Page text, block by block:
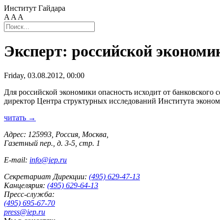
Институт Гайдара
A A A
Эксперт: российской
Friday, 03.08.2012, 00:00
Для российской экономики опасность исходит от
директор Центра структурных исследований Института
читать →
Адрес: 125993, Россия, Москва,
Газетный пер., д. 3-5, стр. 1
E-mail: info@iep.ru
Секретариат Дирекции: (495) 629-47-13
Канцелярия: (495) 629-64-13
Пресс-служба:
(495) 695-67-70
press@iep.ru